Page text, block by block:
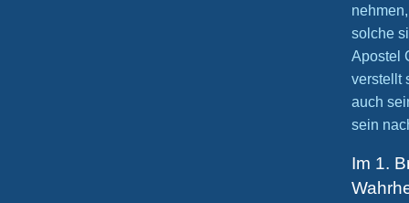
solche
Apostel
verstellt
auch
sein
Im 1.